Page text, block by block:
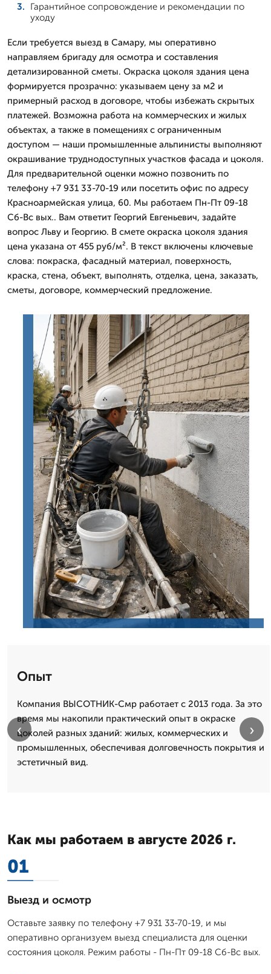
Гарантийное сопровождение и рекомендации по
уходу
Если требуется выезд в Самару, мы оперативно
направляем бригаду для осмотра и составления
детализированной сметы. Окраска цоколя здания цена
формируется прозрачно: указываем цену за м2 и
примерный расход в договоре, чтобы избежать скрытых
платежей. Возможна работа на коммерческих и жилых
объектах, а также в помещениях с ограниченным
доступом — наши промышленные альпинисты выполняют
окрашивание труднодоступных участков фасада и цоколя.
Для предварительной оценки можно позвонить по
телефону +7 931 33-70-19 или посетить офис по адресу
Красноармейская улица, 60. Мы работаем Пн-Пт 09-18
Сб-Вс вых.. Вам ответит Георгий Евгеньевич, задайте
вопрос Льву и Георгию. В смете окраска цоколя здания
цена указана от 455 руб/м². В текст включены ключевые
слова: покраска, фасадный материал, поверхность,
краска, стена, объект, выполнять, отделка, цена, заказать,
сметы, договоре, коммерческий предложение.
Опыт
Компания ВЫСОТНИК-Смр работает с 2013 года. За это
время мы накопили практический опыт в окраске
цоколей разных зданий: жилых, коммерческих и
промышленных, обеспечивая долговечность покрытия и
эстетичный вид.
‹ ›
Как мы работаем в августе 2026 г.
01
Выезд и осмотр
Оставьте заявку по телефону +7 931 33-70-19, и мы
оперативно организуем выезд специалиста для оценки
состояния цоколя. Режим работы - Пн-Пт 09-18 Сб-Вс вых.